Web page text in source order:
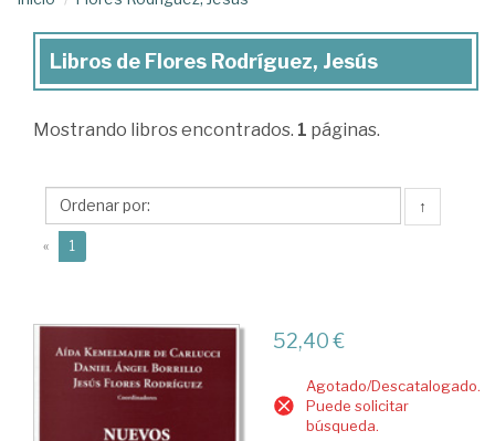
Libros
Flores
Jesús
Libros de Flores Rodríguez, Jesús
Mostrando libros encontrados. 1 páginas.
↑
« 1
52,40 €
Agotado/Descatalogado.
Puede solicitar
búsqueda.